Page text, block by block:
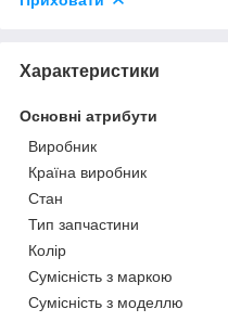
Характеристики
Основні атрибути
Виробник
Країна виробник
Стан
Тип запчастини
Колір
Сумісність з маркою
Сумісність з моделлю